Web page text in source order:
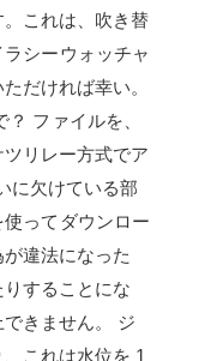
これは、吹き替
シーウォッチャ
だければ幸い。
ファイルを、
リレー方式でア
に欠けている部
ってダウンロー
違法になった
することにな
きません。 ジ
これは水位を 1